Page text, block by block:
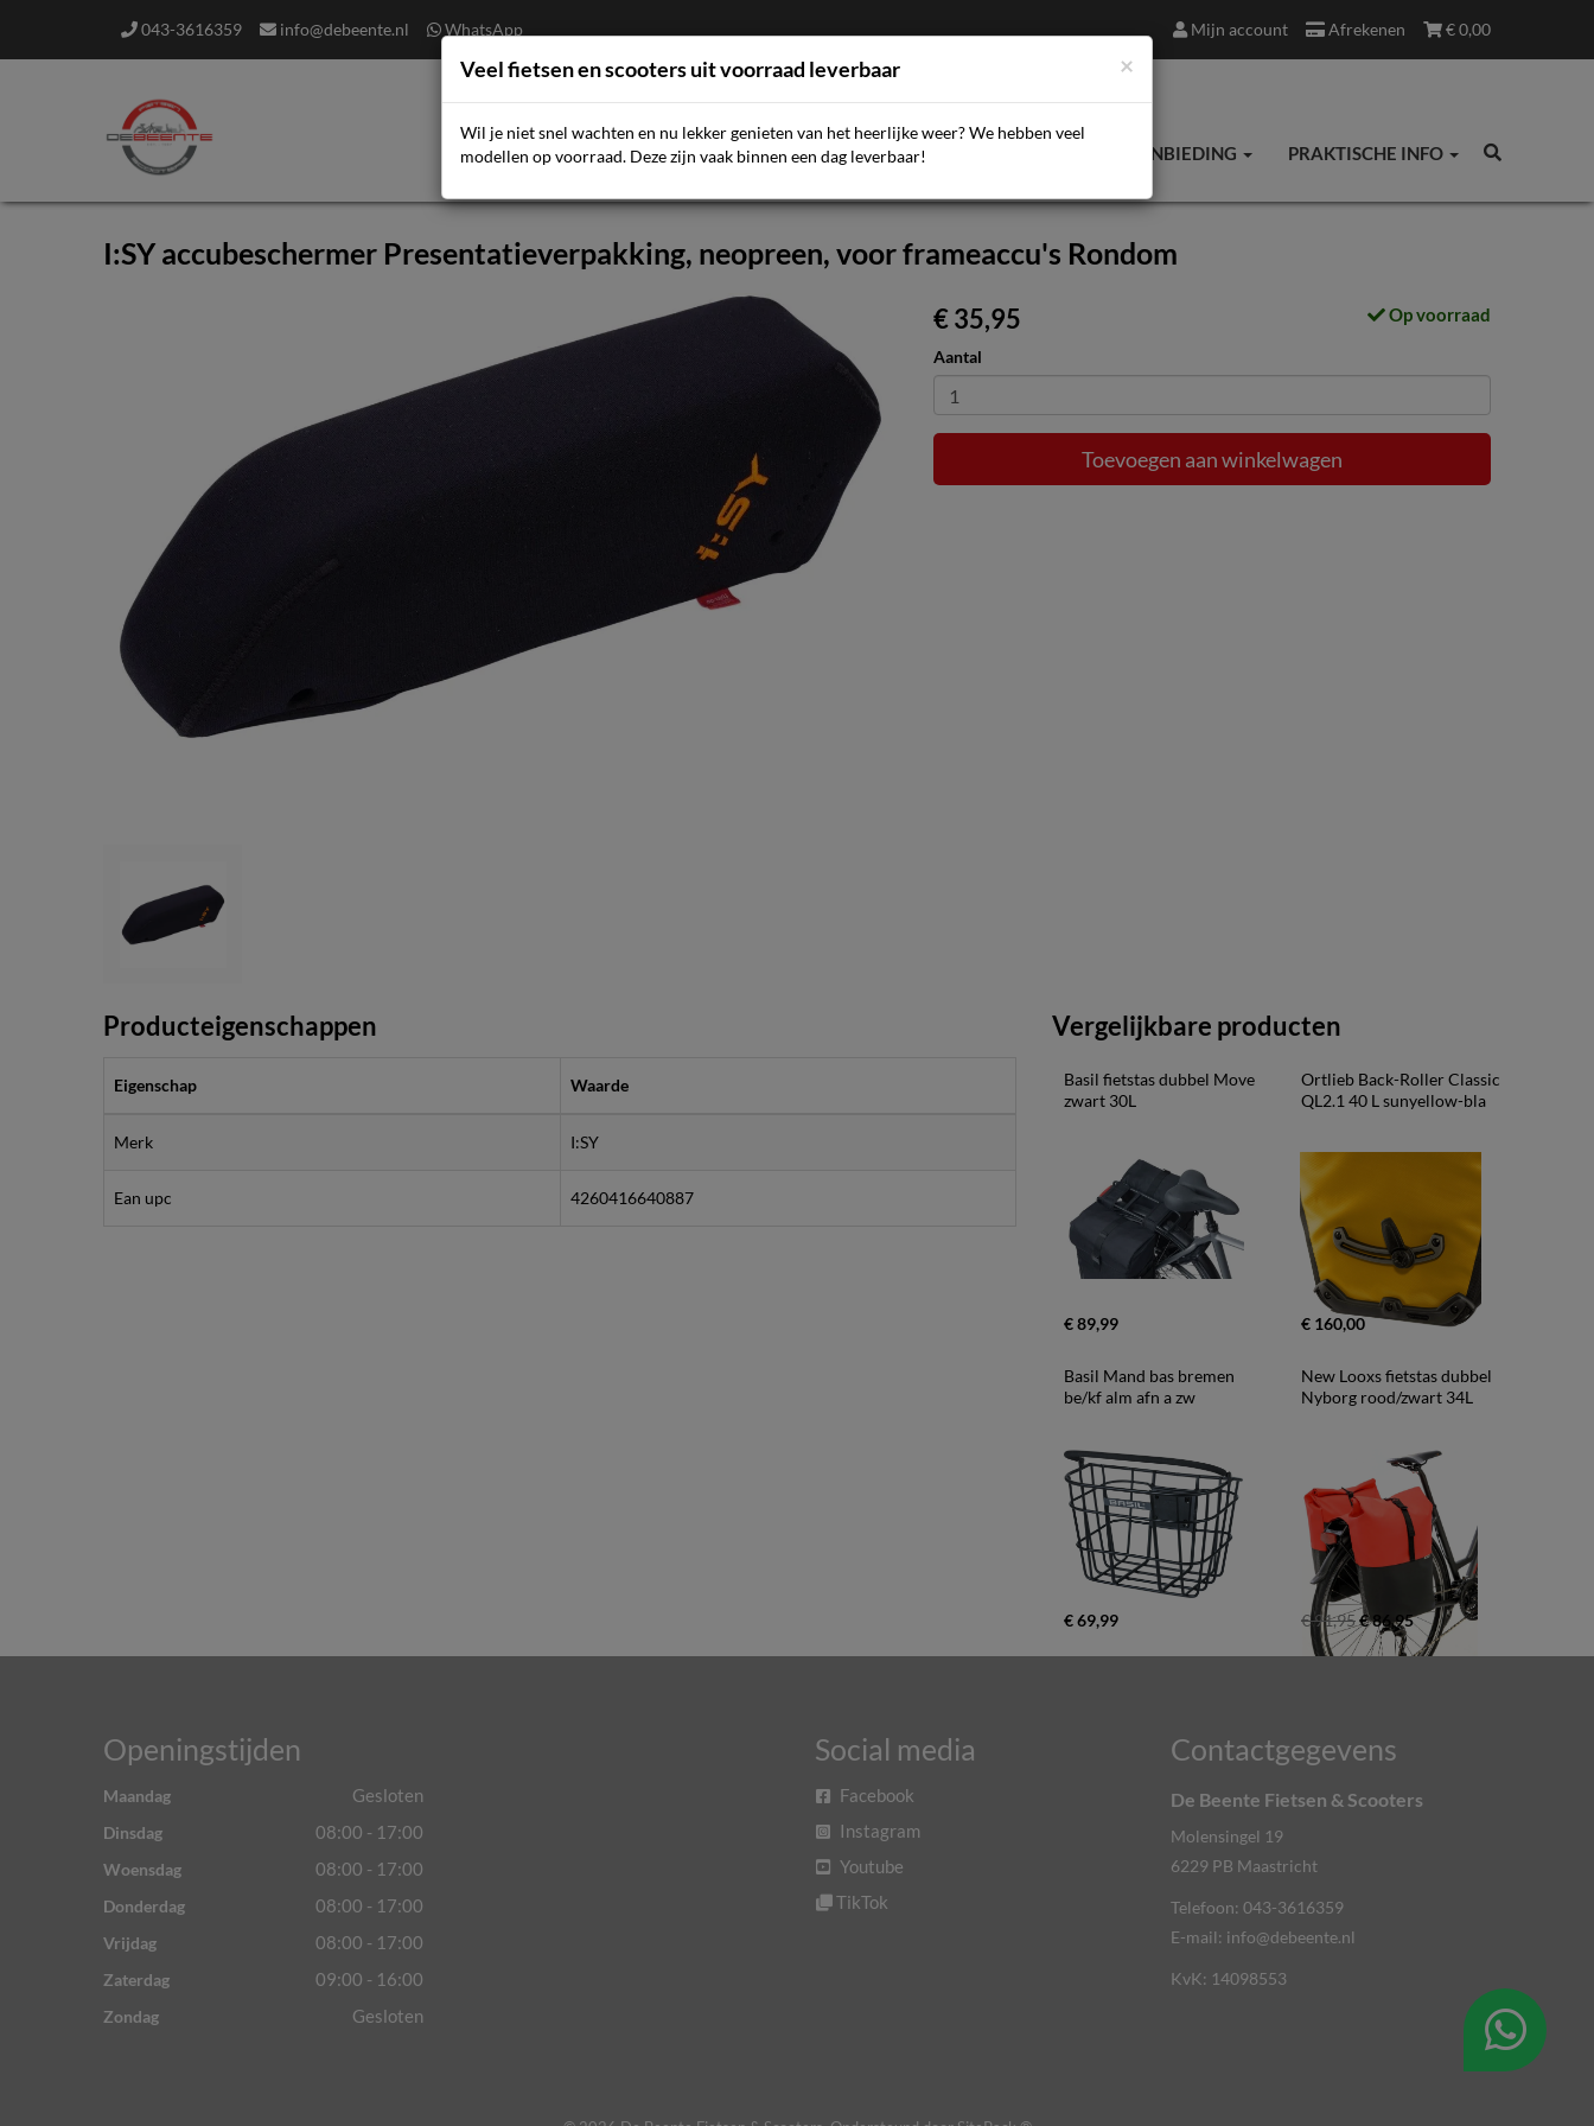
043-3616359 info@debeente.nl WhatsApp €0,00
Afrekenen
Mijn account
FAQ NIEUWS SCOOTERS FIETSEN AANBIEDING PRAKTISCHE INFO
I:SY accubeschermer Presentatieverpakking, neopreen, voor frameaccu's Rondom
€ 35,95 Op voorraad
Aantal
Toevoegen aan winkelwagen
Producteigenschappen
Eigenschap Waarde
Merk I:SY
Ean upc 4260416640887
Vergelijkbare producten
Basil fietstas dubbel Move
zwart 30L
€ 89,99
Ortlieb Back-Roller Classic
QL2.1 40 L sunyellow-bla
€ 160,00
Basil Mand bas bremen
be/kf alm afn a zw
€ 69,99
New Looxs fietstas dubbel
Nyborg rood/zwart 34L
€ 91,95€ 86,95
Openingstijden
Maandag Gesloten
Dinsdag 08:00 - 17:00
Woensdag 08:00 - 17:00
Donderdag 08:00 - 17:00
Vrijdag 08:00 - 17:00
Zaterdag 09:00 - 16:00
Zondag Gesloten
Social media
Facebook
Instagram
Youtube
TikTok
Contactgegevens
De Beente Fietsen & Scooters
Molensingel 19
6229 PB Maastricht
Telefoon: 043-3616359
E-mail: info@debeente.nl
KvK: 14098553
×
Veel fietsen en scooters uit voorraad leverbaar
Wil je niet snel wachten en nu lekker genieten van het heerlijke weer? We hebben veel
modellen op voorraad. Deze zijn vaak binnen een dag leverbaar!